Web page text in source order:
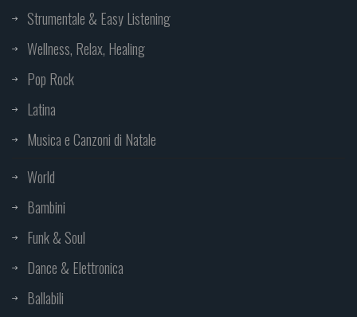
Strumentale & Easy Listening
Wellness, Relax, Healing
Pop Rock
Latina
Musica e Canzoni di Natale
World
Bambini
Funk & Soul
Dance & Elettronica
Ballabili